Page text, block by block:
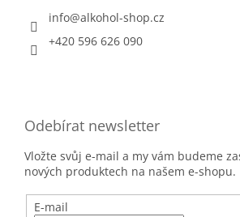
info@alkohol-shop.cz
+420 596 626 090
Odebírat newsletter
Vložte svůj e-mail a my vám budeme
nových produktech na našem e-shopu.
E-mail